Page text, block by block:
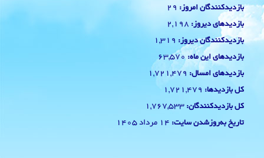
بازدیدکنندگان امروز: 29
بازدیدهای دیروز: 2,198
بازدیدکنندگان دیروز: 1,319
بازدیدهای این ماه: 63,570
بازدیدهای امسال: 1,721,479
کل بازدیدها: 1,721,479
کل بازدیدکنند‌گان: 1,767,533
تاریخ به‌روزشدن سایت: 14 مرداد 1405